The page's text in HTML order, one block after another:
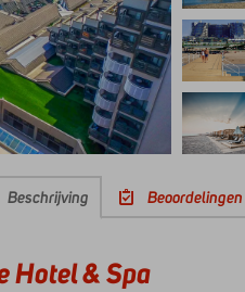
Beschrijving Beoordelingen
Hotel & Spa